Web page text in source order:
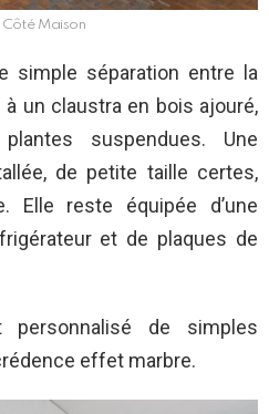
Côté Maison
simple séparation entre la
à un claustra en bois ajouré,
suspendues. Une
de petite taille certes,
Elle reste équipée d’une
et de plaques de
personnalisé de simples
effet marbre.